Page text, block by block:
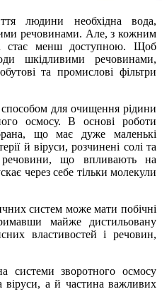
людини необхідна вода,
речовинами. Але, з кожним
стає менш доступною. Щоб
шкідливими речовинами,
та промислові фільтри
для очищення рідини
осмосу. В основі роботи
що має дуже маленькі
й віруси, розчинені солі та
речовини, що впливають на
через себе тільки молекули
систем може мати побічні
майже дистильовану
властивостей і речовин,
системи зворотного осмосу
віруси, а й частина важливих